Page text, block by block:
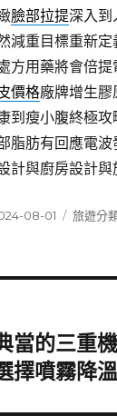
臉部拉提深入到
減重目標重新定
方用藥將會倍
價格廠牌增生
到瘦小腹終極攻
脂肪有回應電
計與廚房設計與
08-01
分
旅遊分
當的三重
擇噴霧降溫